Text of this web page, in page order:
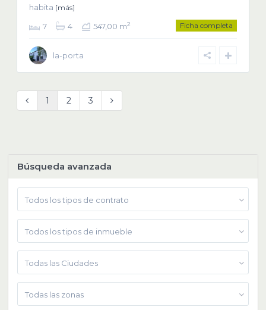
habita [más]
7 4 547,00 m2 Ficha completa
la-porta
1 2 3
Búsqueda avanzada
Todos los tipos de contrato
Todos los tipos de inmueble
Todas las Ciudades
Todas las zonas